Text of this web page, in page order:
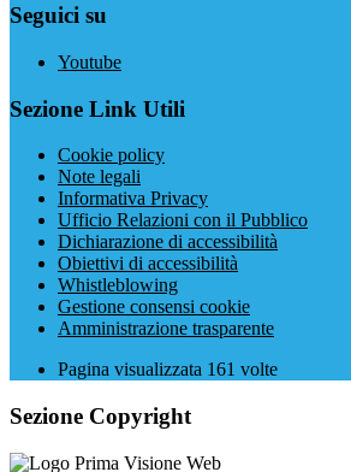
Seguici su
Youtube
Sezione Link Utili
Cookie policy
Note legali
Informativa Privacy
Ufficio Relazioni con il Pubblico
Dichiarazione di accessibilità
Obiettivi di accessibilità
Whistleblowing
Gestione consensi cookie
Amministrazione trasparente
Pagina visualizzata 161 volte
Sezione Copyright